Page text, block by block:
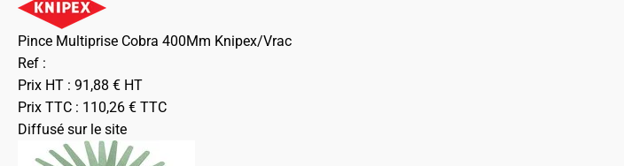
Pince Multiprise Cobra 400Mm Knipex/Vrac
Ref :
Prix HT : 91,88 € HT
Prix TTC : 110,26 € TTC
Diffusé sur le site